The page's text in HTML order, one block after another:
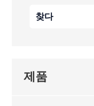
제품